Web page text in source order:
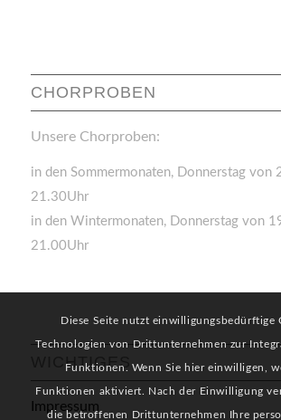
CHORPROBEN
Unsere Chorproben:
in den Sommermonaten, Donnerstag von
21.30Uhr
in den Wintermonaten, Donnerstag von
21.00Uhr
WICHTIGES
Impressum
Diese Seite nutzt einwilligungsbedürftige
Technologien von Drittunternehmen zur
Funktionen. Wenn Sie hier einwilligen,
Funktionen aktiviert. Nach der Einwilligung
die betroffenen Drittunternehmen Ihre